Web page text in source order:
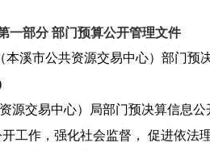
一部分 部门预算公开管理文件
本溪市公共资源交易中心）部门预
源交易中心）局部门预决算信息公
工作，强化社会监督，
促进依法